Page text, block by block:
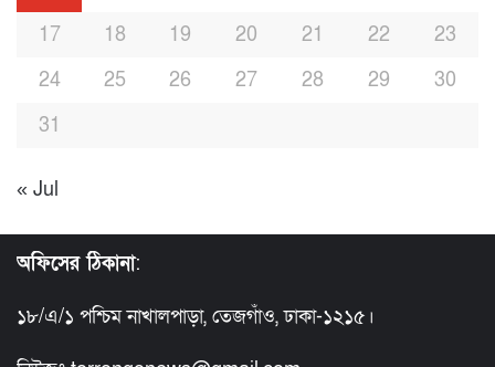
17
18 19 20 21 22
23
24
25 26 27 28 29
30
31
« Jul
অফিসের ঠিকানা:
১৮/এ/১ পশ্চিম নাখালপাড়া, তেজগাঁও, ঢাকা-১২১৫।